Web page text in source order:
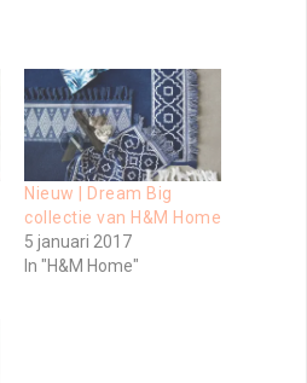
Nieuw | Dream Big
collectie van H&M Home
5 januari 2017
In "H&M Home"